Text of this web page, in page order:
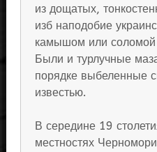
из дощатых,
изб наподобие
камышом или соломой
Были и турлучные
порядке выбеленные
известью.
В середине 19
местностях